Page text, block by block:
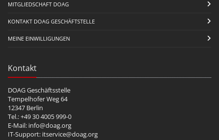
MITGLIEDSCHAFT DOAG
KONTAKT DOAG GESCHÄFTSTELLE
MEINE EINWILLIGUNGEN
Kontakt
DOAG Geschäftsstelle
Tempelhofer Weg 64
12347 Berlin
Tel.: +49 30 4005 999-0
E-Mail: info@doag.org
IT-Support: itservice@doag.org